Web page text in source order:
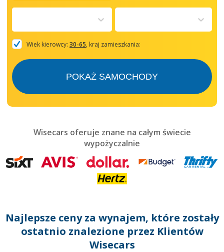
forward
with
the
and
mark
get
the
dates.
Wiek kierowcy: 30-65, kraj zamieszkania:
POKAŻ SAMOCHODY
Wisecars oferuje znane na całym świecie
wypożyczalnie
Najlepsze ceny za wynajem, które zostały
ostatnio znalezione przez Klientów
Wisecars